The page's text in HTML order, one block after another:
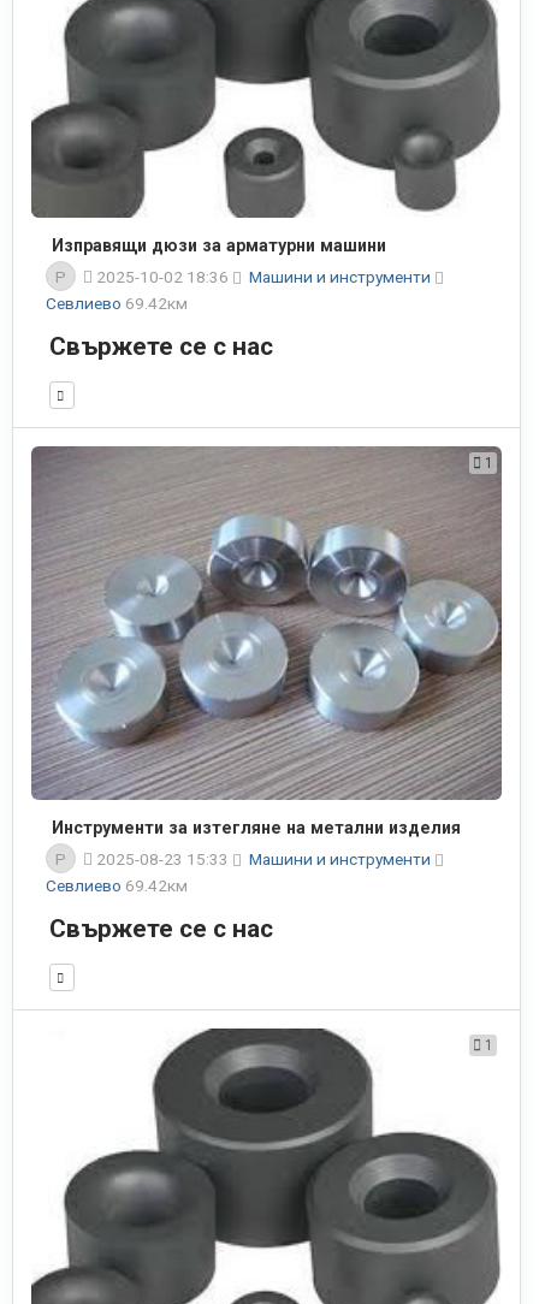
Изправящи дюзи за арматурни машини
P
2025-10-02 18:36
Машини и инструменти
Севлиево 69.42км
Свържете се с нас
1
Инструменти за изтегляне на метални изделия
P
2025-08-23 15:33
Машини и инструменти
Севлиево 69.42км
Свържете се с нас
1